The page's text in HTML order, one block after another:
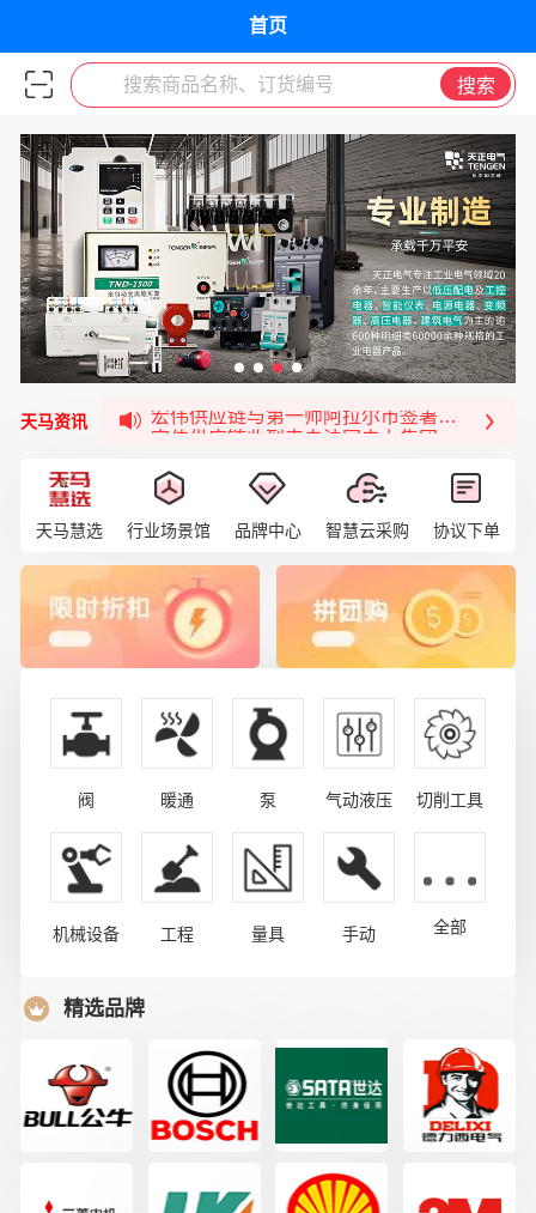
首页
搜索商品名称、订货编号 搜索
天马资讯
签约喜讯 | 宏伟与中铝集团成功签约！
福清核电—WD-40产品交流会圆满结束
宏伟天马与网易严选达成品牌合作
宏伟供应链收到来自法国电力集团感谢信
天马慧选 行业场景馆 品牌中心 智慧云采购 协议下单
阀 暖通 泵 气动液压 切削工具
机械设备 工程 量具 手动 全部
精选品牌